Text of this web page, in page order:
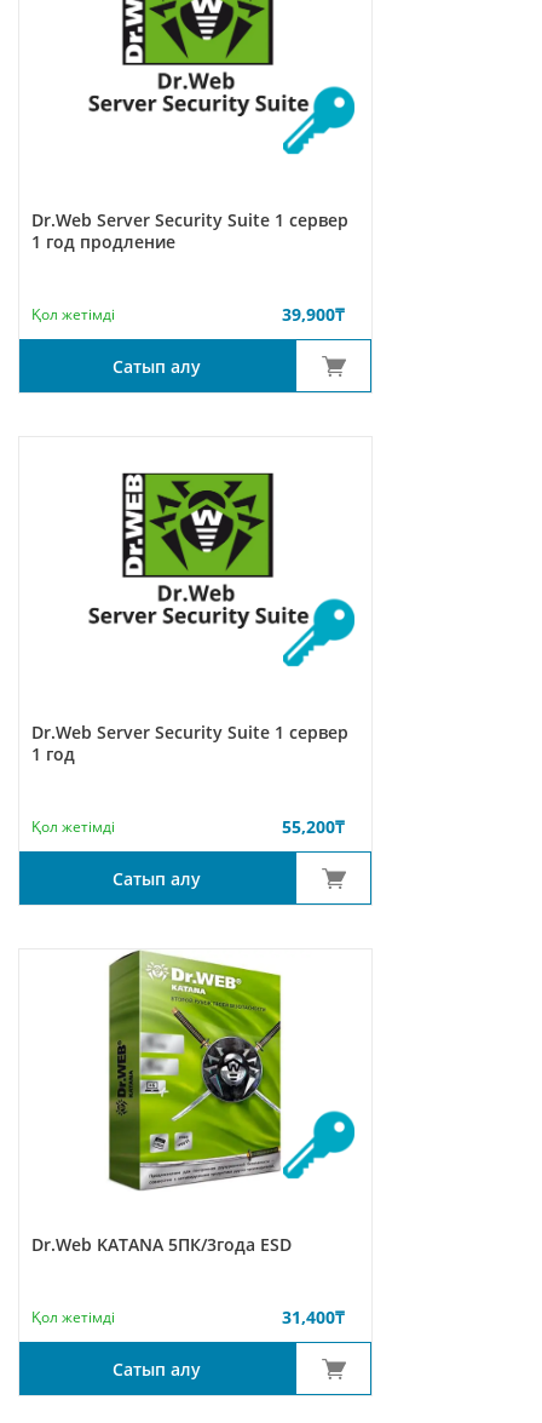
Dr.Web Server Security Suite 1 сервер
1 год продление
Қол жетімді 39,900₸
Сатып алу
Dr.Web Server Security Suite 1 сервер
1 год
Қол жетімді 55,200₸
Сатып алу
Dr.Web KATANA 5ПК/3года ESD
Қол жетімді 31,400₸
Сатып алу